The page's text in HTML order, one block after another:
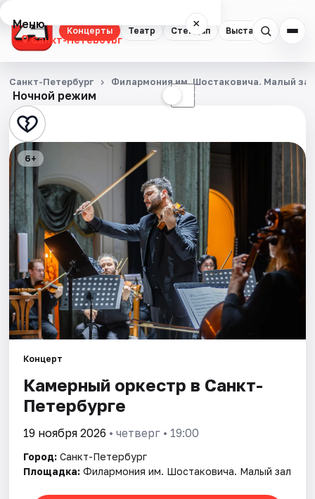
Концерты Театр Стендап Выставки
Меню ×
Санкт-Петербург
Концерты
Театр
Стендап
Выставки
Квесты
Экскурсии
Спорт
События
Площадки
Артисты
Ночной режим ☾
Санкт-Петербург Филармония им. Шостаковича. Малый
6+
Концерт
Камерный оркестр в Санкт-
Петербурге
19 ноября 2026 • четверг • 19:00
Город: Санкт-Петербург
Площадка: Филармония им. Шостаковича. Малый зал